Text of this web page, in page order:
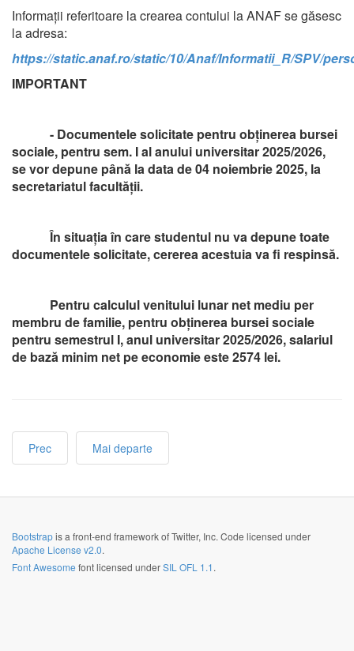
Informații referitoare la crearea contului la ANAF se găsesc
la adresa:
https://static.anaf.ro/static/10/Anaf/Informatii_R/SPV/
IMPORTANT
- Documentele solicitate pentru obținerea bursei
sociale, pentru sem. I al anului universitar 2025/2026,
se vor depune până la data de 04 noiembrie 2025, la
secretariatul facultății.
În situația în care studentul nu va depune toate
documentele solicitate, cererea acestuia va fi respinsă.
Pentru calculul venitului lunar net mediu per
membru de familie, pentru obținerea bursei sociale
pentru semestrul I, anul universitar 2025/2026, salariul
de bază minim net pe economie este 2574 lei.
Prec Mai departe
Bootstrapis a front-end framework of Twitter, Inc. Code licensed under
Apache License v2.0.
Font Awesome font licensed underSIL OFL 1.1.